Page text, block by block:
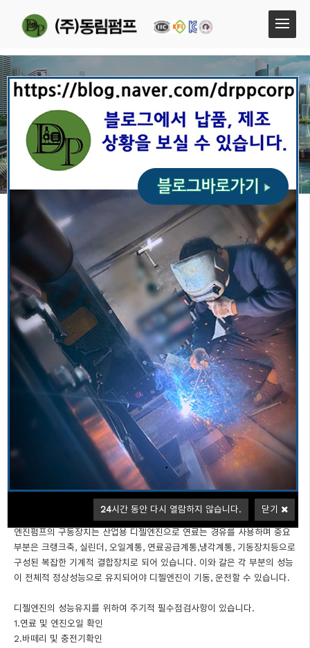
24시간 동안 다시 열람하지 않습니다. 닫기
엔진펌프(FIRE ENGINE PUMP)
엔진펌프(FIRE ENGINE PUMP)
신뢰와 안전성을 최우선으로하는 소방용엔진펌프 분야 최고의 제품을 제공
합니다
개요(GENERAL)
소방용 엔진펌프는 화재발생 시 비상용 예비펌프로 평상 시 주기적 점검운전
으로 성능을 유지하여 화재 시 화재진압용 비상소방펌프입니다
특징(FEATURE)
축, 임페라 재질은 스테인레스(SUS) 입니다. (스프링클러설
비의 화재안전기준(NFSC-103) 제5조17항)
엔진펌프의 구동장치는 산업용 디젤엔진으로 연료는 경유를 사용하며 중요
부분은 크랭크축, 실린더, 오일계통, 연료공급계통,냉각계통, 기동장치등으로
구성된 복잡한 기계적 결합장치로 되어 있습니다. 이와 갈은 각 부분의 성능
이 전체적 정상성능으로 유지되어야 디젤엔진이 기동, 운전할 수 있습니다.
디젤엔진의 성능유지를 위하여 주기적 필수점검사항이 있습니다.
1.연료 및 엔진오일 확인
2.바떼리 및 충전기확인